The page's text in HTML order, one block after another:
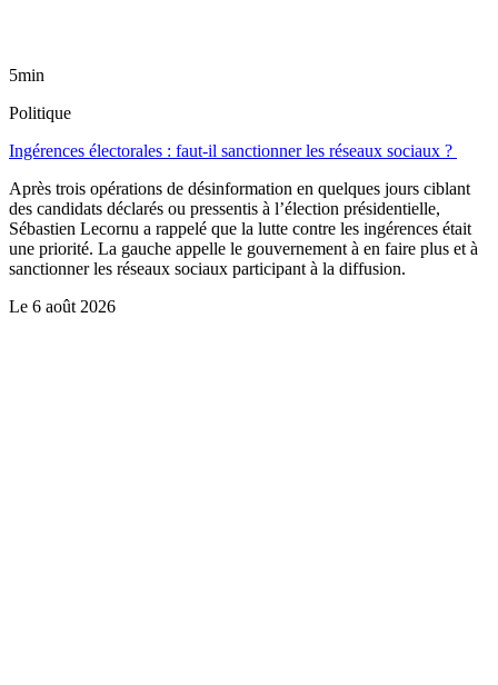
5min
Politique
Ingérences électorales : faut-il sanctionner les réseaux sociaux ?
Après trois opérations de désinformation en quelques jours ciblant
des candidats déclarés ou pressentis à l’élection présidentielle,
Sébastien Lecornu a rappelé que la lutte contre les ingérences était
une priorité. La gauche appelle le gouvernement à en faire plus et à
sanctionner les réseaux sociaux participant à la diffusion.
Le 6 août 2026